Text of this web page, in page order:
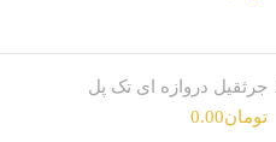
جرثقیل دروازه ای تک پل
تومان0.00